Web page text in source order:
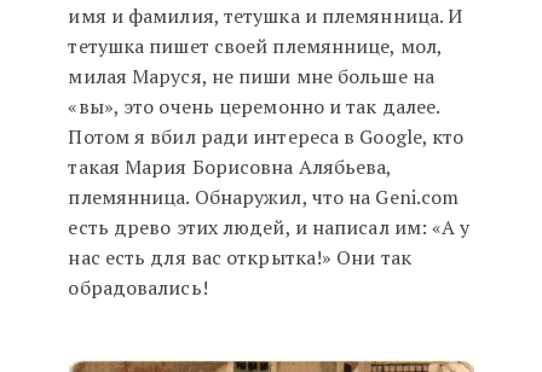
имя и фамилия, тетушка и племянница. И
тетушка пишет своей племяннице, мол,
милая Маруся, не пиши мне больше на
«вы», это очень церемонно и так далее.
Потом я вбил ради интереса в Google, кто
такая Мария Борисовна Алябьева,
племянница. Обнаружил, что на Geni.com
есть древо этих людей, и написал им: «А у
нас есть для вас открытка!» Они так
обрадовались!